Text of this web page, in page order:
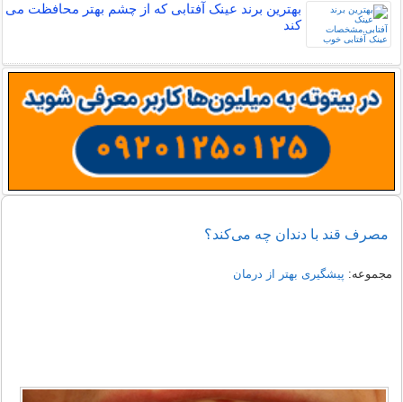
بهترین برند عینک آفتابی که از چشم بهتر محافظت می
کند
مصرف قند با دندان چه می‌کند؟
مجموعه: پیشگیری بهتر از درمان